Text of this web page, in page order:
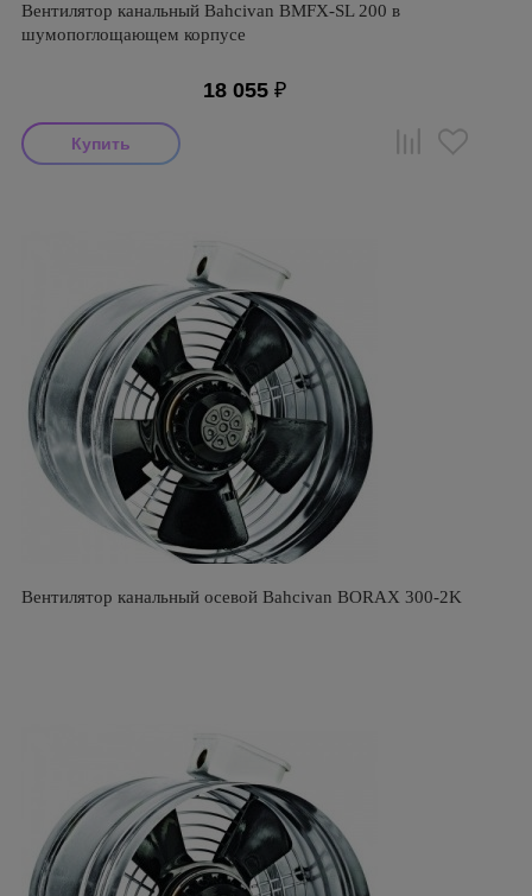
Вентилятор канальный Bahcivan BMFX-SL 200 в
шумопоглощающем корпусе
18 055 ₽
Вентилятор канальный осевой Bahcivan BORAX 300-2K